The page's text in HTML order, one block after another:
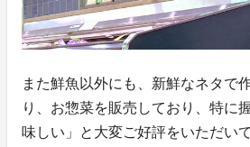
また鮮魚以外にも、新鮮なネタで
り、お惣菜を販売しており、特に
味しい」と大変ご好評をいただい